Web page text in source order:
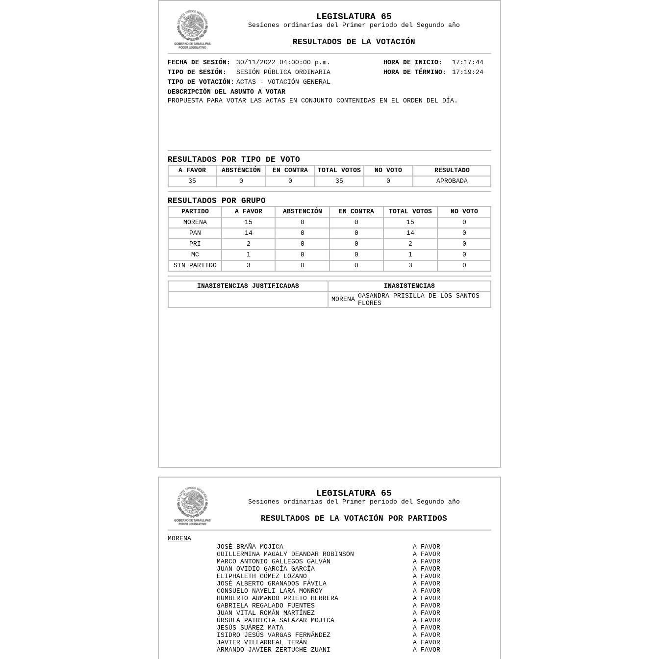
LEGISLATURA 65
Sesiones ordinarias del Primer periodo del Segundo año
RESULTADOS DE LA VOTACIÓN
FECHA DE SESIÓN: 30/11/2022 04:00:00 p.m. HORA DE INICIO:
17:17:44
TIPO DE SESIÓN:
SESIÓN PÚBLICA ORDINARIA HORA DE TÉRMINO:
17:19:24
TIPO DE VOTACIÓN: ACTAS - VOTACIÓN GENERAL
DESCRIPCIÓN DEL ASUNTO A VOTAR
PROPUESTA PARA VOTAR LAS ACTAS EN CONJUNTO CONTENIDAS EN EL ORDEN DEL DÍA.
RESULTADOS POR TIPO DE VOTO
A FAVOR ABSTENCIÓN EN CONTRA TOTAL VOTOS NO VOTO
RESULTADO
35
0 0 35 0 APROBADA
RESULTADOS POR GRUPO
PARTIDO A FAVOR ABSTENCIÓN EN CONTRA TOTAL VOTOS
NO VOTO
MORENA
15 0 0 15
0
PAN
14 0 0 14
0
PRI
2 0 0 2
0
MC
1 0 0 1
0
SIN PARTIDO
3 0 0 3 0
INASISTENCIAS JUSTIFICADAS
INASISTENCIAS
MORENA CASANDRA PRISILLA DE LOS SANTOS
FLORES
LEGISLATURA 65
Sesiones ordinarias del Primer periodo del Segundo año
RESULTADOS DE LA VOTACIÓN POR PARTIDOS
MORENA
JOSÉ BRAÑA MOJICA
A FAVOR
GUILLERMINA MAGALY DEANDAR ROBINSON
A FAVOR
MARCO ANTONIO GALLEGOS GALVÁN
A FAVOR
JUAN OVIDIO GARCÍA GARCÍA
A FAVOR
ELIPHALETH GÓMEZ LOZANO
A FAVOR
JOSÉ ALBERTO GRANADOS FÁVILA
A FAVOR
CONSUELO NAYELI LARA MONROY
A FAVOR
HUMBERTO ARMANDO PRIETO HERRERA
A FAVOR
GABRIELA REGALADO FUENTES
A FAVOR
JUAN VITAL ROMÁN MARTÍNEZ
A FAVOR
ÚRSULA PATRICIA SALAZAR MOJICA
A FAVOR
JESÚS SUÁREZ MATA
A FAVOR
ISIDRO JESÚS VARGAS FERNÁNDEZ
A FAVOR
JAVIER VILLARREAL TERÁN
A FAVOR
ARMANDO JAVIER ZERTUCHE ZUANI
A FAVOR